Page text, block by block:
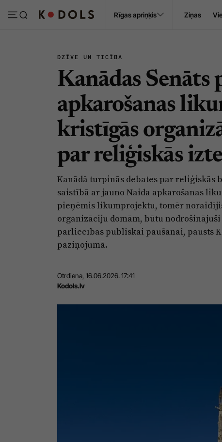
Rīgas apriņķis Ziņas
DZĪVE UN TICĪBA
Kanādas Senāts
apkarošanas
kristīgās
par reliģiskās
Kanādā turpinās debates par
saistībā ar jauno Naida apkarošanas
pieņēmis likumprojektu, tomēr
organizāciju domām, būtu
pārliecības publiskai paušanai, pausts
paziņojumā.
Otrdiena, 16.06.2026. 17:41
Kodols.lv